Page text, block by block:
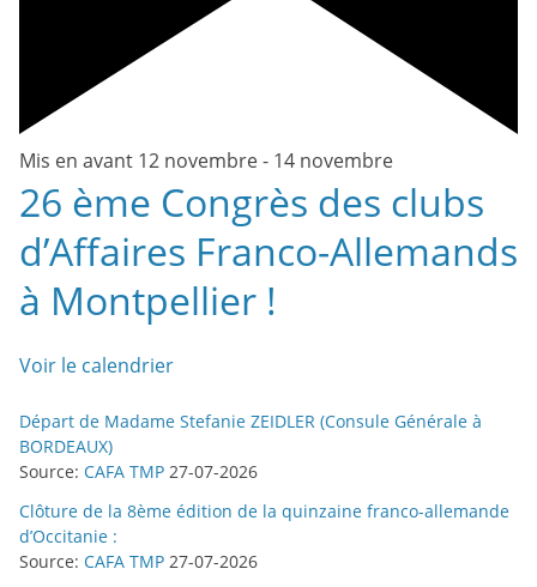
Mis en avant 12 novembre- 14 novembre
26 ème Congrès des clubs
d’Affaires Franco-Allemands
à Montpellier !
Voir le calendrier
Départ de Madame Stefanie ZEIDLER (Consule Générale à
BORDEAUX)
Source: CAFA TMP 27-07-2026
Clôture de la 8ème édition de la quinzaine franco-allemande
d’Occitanie :
Source: CAFA TMP 27-07-2026